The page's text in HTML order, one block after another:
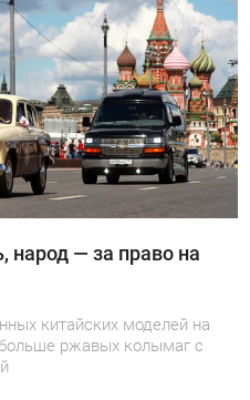
народ — за право на
китайских моделей на
ржавых колымаг с